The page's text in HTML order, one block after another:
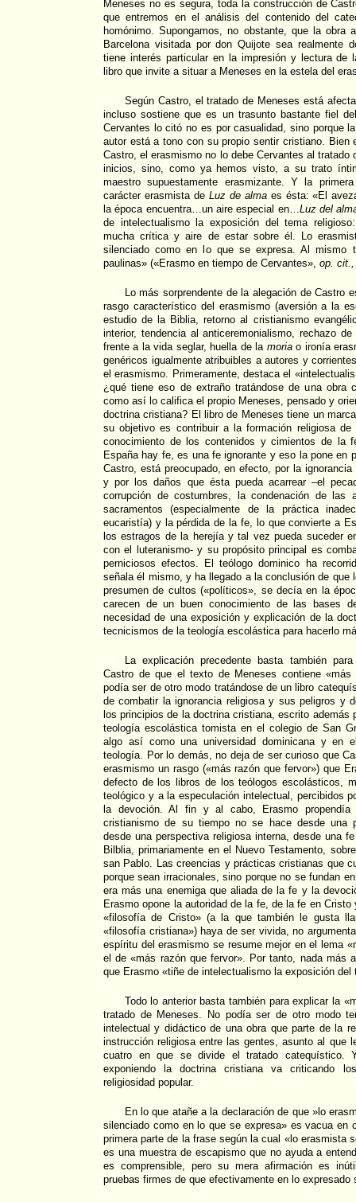
Meneses no es segura, toda la construcción de
que entremos en el análisis del contenido del
homónimo. Supongamos, no obstante, que la obra
Barcelona visitada por don Quijote sea realmente
tiene interés particular en la impresión y lectura de
libro que invite a situar a Meneses en la estela del
Según Castro, el tratado de Meneses está
incluso sostiene que es un trasunto bastante fiel
Cervantes lo citó no es por casualidad, sino porque
autor está a tono con su propio sentir cristiano. Bien
Castro, el erasmismo no lo debe Cervantes al
inicios, sino, como ya hemos visto, a su trato
maestro supuestamente erasmizante. Y la
carácter erasmista de Luz de almaes ésta: «El
la época encuentra…un aire especial en…Luz del
de intelectualismo la exposición del tema
mucha crítica y aire de estar sobre él. Lo
silenciado como en lo que se expresa. Al mismo
paulinas» («Erasmo en tiempo de Cervantes», op. cit.,
Lo más sorprendente de la alegación de Castro
rasgo característico del erasmismo (aversión a la
estudio de la Biblia, retorno al cristianismo
interior, tendencia al anticeremonialismo, rechazo
frente a la vida seglar, huella de la moriao ironía
genéricos igualmente atribuibles a autores y
el erasmismo. Primeramente, destaca el
¿qué tiene eso de extraño tratándose de una obra
como así lo califica el propio Meneses, pensado y
doctrina cristiana? El libro de Meneses tiene un
su objetivo es contribuir a la formación religiosa
conocimiento de los contenidos y cimientos de la
España hay fe, es una fe ignorante y eso la pone en
Castro, está preocupado, en efecto, por la
y por los daños que ésta pueda acarrear –el
corrupción de costumbres, la condenación de las
sacramentos (especialmente de la práctica
eucaristía) y la pérdida de la fe, lo que convierte a
los estragos de la herejía y tal vez pueda suceder
con el luteranismo- y su propósito principal es
perniciosos efectos. El teólogo dominico ha
señala él mismo, y ha llegado a la conclusión de que
presumen de cultos («políticos», se decía en la
carecen de un buen conocimiento de las bases
necesidad de una exposición y explicación de la
tecnicismos de la teología escolástica para hacerlo
La explicación precedente basta también
Castro de que el texto de Meneses contiene
podía ser de otro modo tratándose de un libro
de combatir la ignorancia religiosa y sus peligros y
los principios de la doctrina cristiana, escrito además
teología escolástica tomista en el colegio de San
algo así como una universidad dominicana y en
teología. Por lo demás, no deja de ser curioso que
erasmismo un rasgo («más razón que fervor») que
defecto de los libros de los teólogos escolásticos,
teológico y a la especulación intelectual, percibidos
la devoción. Al fin y al cabo, Erasmo
cristianismo de su tiempo no se hace desde una
desde una perspectiva religiosa interna, desde una
Bilblia, primariamente en el Nuevo Testamento,
san Pablo. Las creencias y prácticas cristianas que
porque sean irracionales, sino porque no se fundan
era más una enemiga que aliada de la fe y la
Erasmo opone la autoridad de la fe, de la fe en
«filosofía de Cristo» (a la que también le gusta
«filosofía cristiana») haya de ser vivida, no
espíritu del erasmismo se resume mejor en el lema
el de «más razón que fervor». Por tanto, nada más
que Erasmo «tiñe de intelectualismo la exposición del
Todo lo anterior basta también para explicar la
tratado de Meneses. No podía ser de otro modo
intelectual y didáctico de una obra que parte de la
instrucción religiosa entre las gentes, asunto al que
cuatro en que se divide el tratado catequístico.
exponiendo la doctrina cristiana va criticando
religiosidad popular.
En lo que atañe a la declaración de que »lo
silenciado como en lo que se expresa» es vacua en
primera parte de la frase según la cual «lo erasmista
es una muestra de escapismo que no ayuda a
es comprensible, pero su mera afirmación es
pruebas firmes de que efectivamente en lo